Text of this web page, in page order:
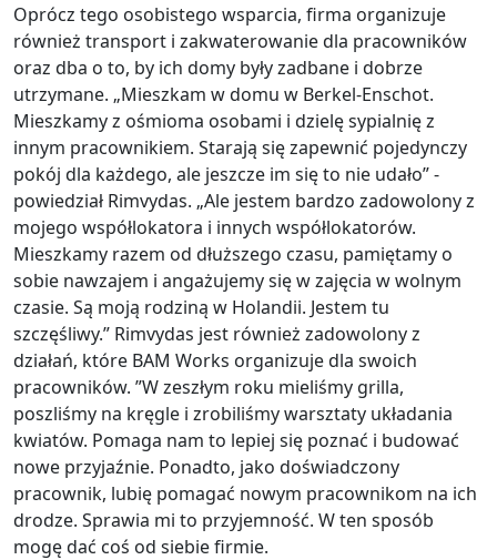
Oprócz tego osobistego wsparcia, firma organizuje
również transport i zakwaterowanie dla pracowników
oraz dba o to, by ich domy były zadbane i dobrze
utrzymane. „Mieszkam w domu w Berkel-Enschot.
Mieszkamy z ośmioma osobami i dzielę sypialnię z
innym pracownikiem. Starają się zapewnić pojedynczy
pokój dla każdego, ale jeszcze im się to nie udało” -
powiedział Rimvydas. „Ale jestem bardzo zadowolony z
mojego współlokatora i innych współlokatorów.
Mieszkamy razem od dłuższego czasu, pamiętamy o
sobie nawzajem i angażujemy się w zajęcia w wolnym
czasie. Są moją rodziną w Holandii. Jestem tu
szczęśliwy.” Rimvydas jest również zadowolony z
działań, które BAM Works organizuje dla swoich
pracowników. ”W zeszłym roku mieliśmy grilla,
poszliśmy na kręgle i zrobiliśmy warsztaty układania
kwiatów. Pomaga nam to lepiej się poznać i budować
nowe przyjaźnie. Ponadto, jako doświadczony
pracownik, lubię pomagać nowym pracownikom na ich
drodze. Sprawia mi to przyjemność. W ten sposób
mogę dać coś od siebie firmie.